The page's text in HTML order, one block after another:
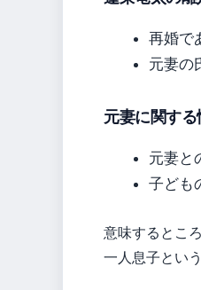
再婚で
元妻の
元妻に関する
元妻と
子ども
意味するとこ
一人息子とい